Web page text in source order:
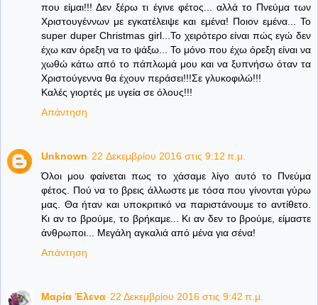
που είμαι!!! Δεν ξέρω τι έγινε φέτος... αλλά το Πνεύμα των
Χριστουγέννων με εγκατέλειψε και εμένα! Ποιον εμένα... Το
super duper Christmas girl...Το χειρότερο είναι πώς εγώ δεν
έχω καν όρεξη να το ψάξω... Το μόνο που έχω όρεξη είναι να
χωθώ κάτω από το πάπλωμά μου και να ξυπνήσω όταν τα
Χριστούγεννα θα έχουν περάσει!!!Σε γλυκοφιλώ!!!
Καλές γιορτές με υγεία σε όλους!!!
Απάντηση
Unknown 22 Δεκεμβρίου 2016 στις 9:12 π.μ.
Όλοι μου φαίνεται πως το χάσαμε λίγο αυτό το Πνεύμα
φέτος. Πού να το βρεις άλλωστε με τόσα που γίνονται γύρω
μας. Θα ήταν και υποκριτικό να παριστάνουμε το αντίθετο.
Κι αν το βρούμε, το βρήκαμε... Κι αν δεν το βρούμε, είμαστε
άνθρωποι... Μεγάλη αγκαλιά από μένα για σένα!
Απάντηση
Μαρία Έλενα 22 Δεκεμβρίου 2016 στις 9:42 π.μ.